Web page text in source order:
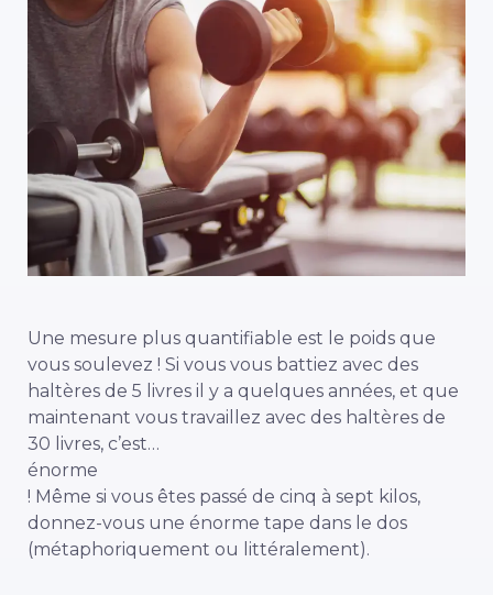
Une mesure plus quantifiable est le poids que
vous soulevez ! Si vous vous battiez avec des
haltères de 5 livres il y a quelques années, et que
maintenant vous travaillez avec des haltères de
30 livres, c’est…
énorme
! Même si vous êtes passé de cinq à sept kilos,
donnez-vous une énorme tape dans le dos
(métaphoriquement ou littéralement).